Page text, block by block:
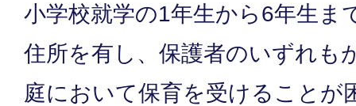
小学校就学の1年生から6年生ま
住所を有し、保護者のいずれも
庭において保育を受けることが